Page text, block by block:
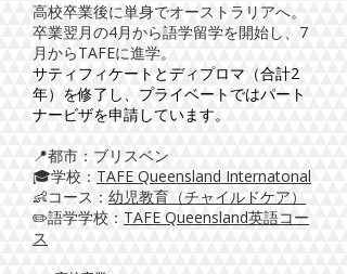
​高校卒業後に単身でオーストラリアへ。
卒業翌月の4月から語学留学を開始し、7
月からTAFEに進学。
サティフィケートとディプロマ（合計2
年）を修了し、プライベートではパート
ナービザを申請しています。
📍都市：ブリスベン
​🎓学校： TAFE Queensland Internatonal
👶コース： 幼児教育（チャイルドケア）
​✏️語学学校： TAFE Queensland英語コー
ス